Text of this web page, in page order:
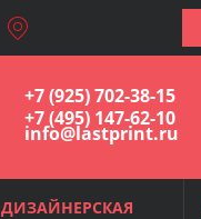
+7 (925) 702-38-15
+7 (495) 147-62-10
info@lastprint.ru
ДИЗАЙНЕРСКАЯ